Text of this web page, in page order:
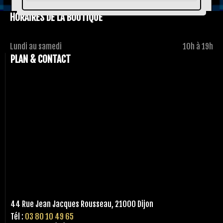
HORAIRES DE LA BOUTIQUE
Lundi au samedi 10h à 19h
PLAN & CONTACT
44 Rue Jean Jacques Rousseau, 21000 Dijon
Tél : 03 80 10 49 65